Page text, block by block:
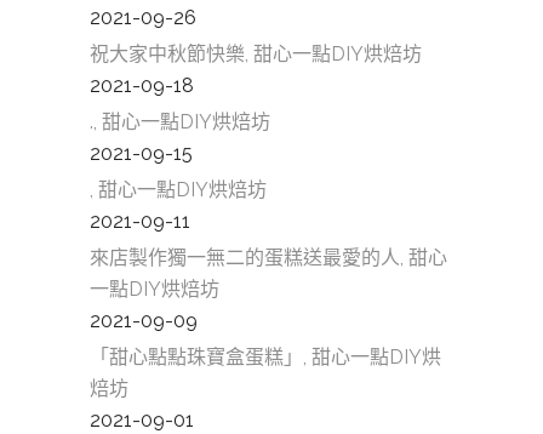
2021-09-26
祝大家中秋節快樂, 甜心一點DIY烘焙坊
2021-09-18
., 甜心一點DIY烘焙坊
2021-09-15
, 甜心一點DIY烘焙坊
2021-09-11
來店製作獨一無二的蛋糕送最愛的人, 甜心
一點DIY烘焙坊
2021-09-09
「甜心點點珠寶盒蛋糕」, 甜心一點DIY烘
焙坊
2021-09-01